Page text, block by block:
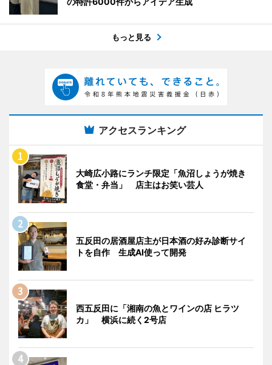
もっと見る
アクセスランキング
大崎広小路にランチ限定「魚沼しょうが焼き
食堂・弁当」 店主はお笑い芸人
五反田の居酒屋店主が日本酒の好み診断サイ
トを自作 生成AI使って開発
西五反田に「湘南の魚とワインの店 ヒラツ
カ」 横浜に続く2号店